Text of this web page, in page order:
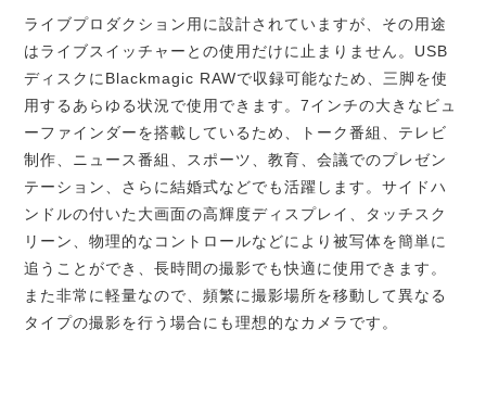
ライブプロダクション用に設計されていますが、その用途
はライブスイッチャーとの使用だけに止まりません。USB
ディスクにBlackmagic RAWで収録可能なため、三脚を使
用するあらゆる状況で使用でき ます。7インチの大きなビュ
ーファインダーを搭載しているため、トーク番組、テレビ
制作、ニュース番組、スポーツ、教育、会議でのプレゼン
テーション、さらに結婚式などでも活躍し ます。サイドハ
ンドルの付いた大画面の高輝度ディスプレイ、タッチスク
リーン、物理的なコントロールなどにより被写体を簡単に
追うことができ、長時間の撮影でも快適に使用でき ます。
また非常に軽量なので、頻繁に撮影場所を移動して異なる
タイプの撮影を行う場合にも理想的なカメラ です。